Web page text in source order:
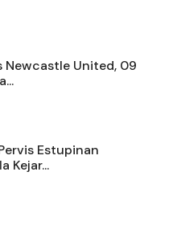
Newcastle United, 09
Estupinan
Kejar...